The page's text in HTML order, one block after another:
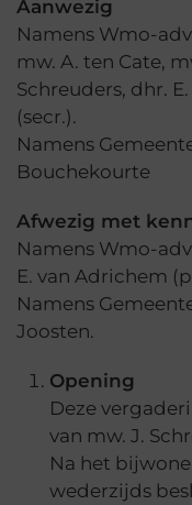
Aanwezig
Namens Wmo-
mw. A. ten Cate,
Schreuders, dhr.
(secr.).
Namens
Bouchekourte
Afwezig met
Namens Wmo-
E. van Adrichem
Namens
Joosten.
Opening
Deze
van mw. J.
Na het
wederzijds